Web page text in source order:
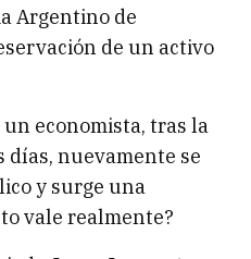
Argentino de
de un activo
economista, tras la
días, nuevamente se
y surge una
vale realmente?